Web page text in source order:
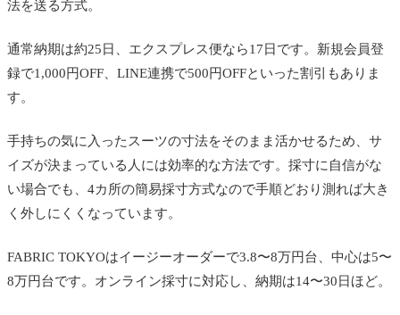
法を送る方式。
通常納期は約25日、エクスプレス便なら17日です。新規会員登
録で1,000円OFF、LINE連携で500円OFFといった割引もありま
す。
手持ちの気に入ったスーツの寸法をそのまま活かせるため、サ
イズが決まっている人には効率的な方法です。採寸に自信がな
い場合でも、4カ所の簡易採寸方式なので手順どおり測れば大き
く外しにくくなっています。
FABRIC TOKYOはイージーオーダーで3.8〜8万円台、中心は5〜
8万円台です。オンライン採寸に対応し、納期は14〜30日ほど。